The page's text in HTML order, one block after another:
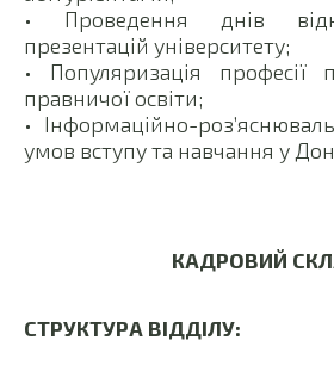
• Проведення днів
презентацій університету;
• Популяризація професії
правничої освіти;
• Інформаційно-
умов вступу та навчання у
КАДРОВИЙ
СТРУКТУРА ВІДДІЛУ: